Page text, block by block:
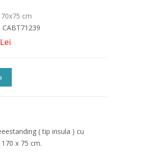
cm
CABT71239
( tip insula ) cu
x 75 cm.